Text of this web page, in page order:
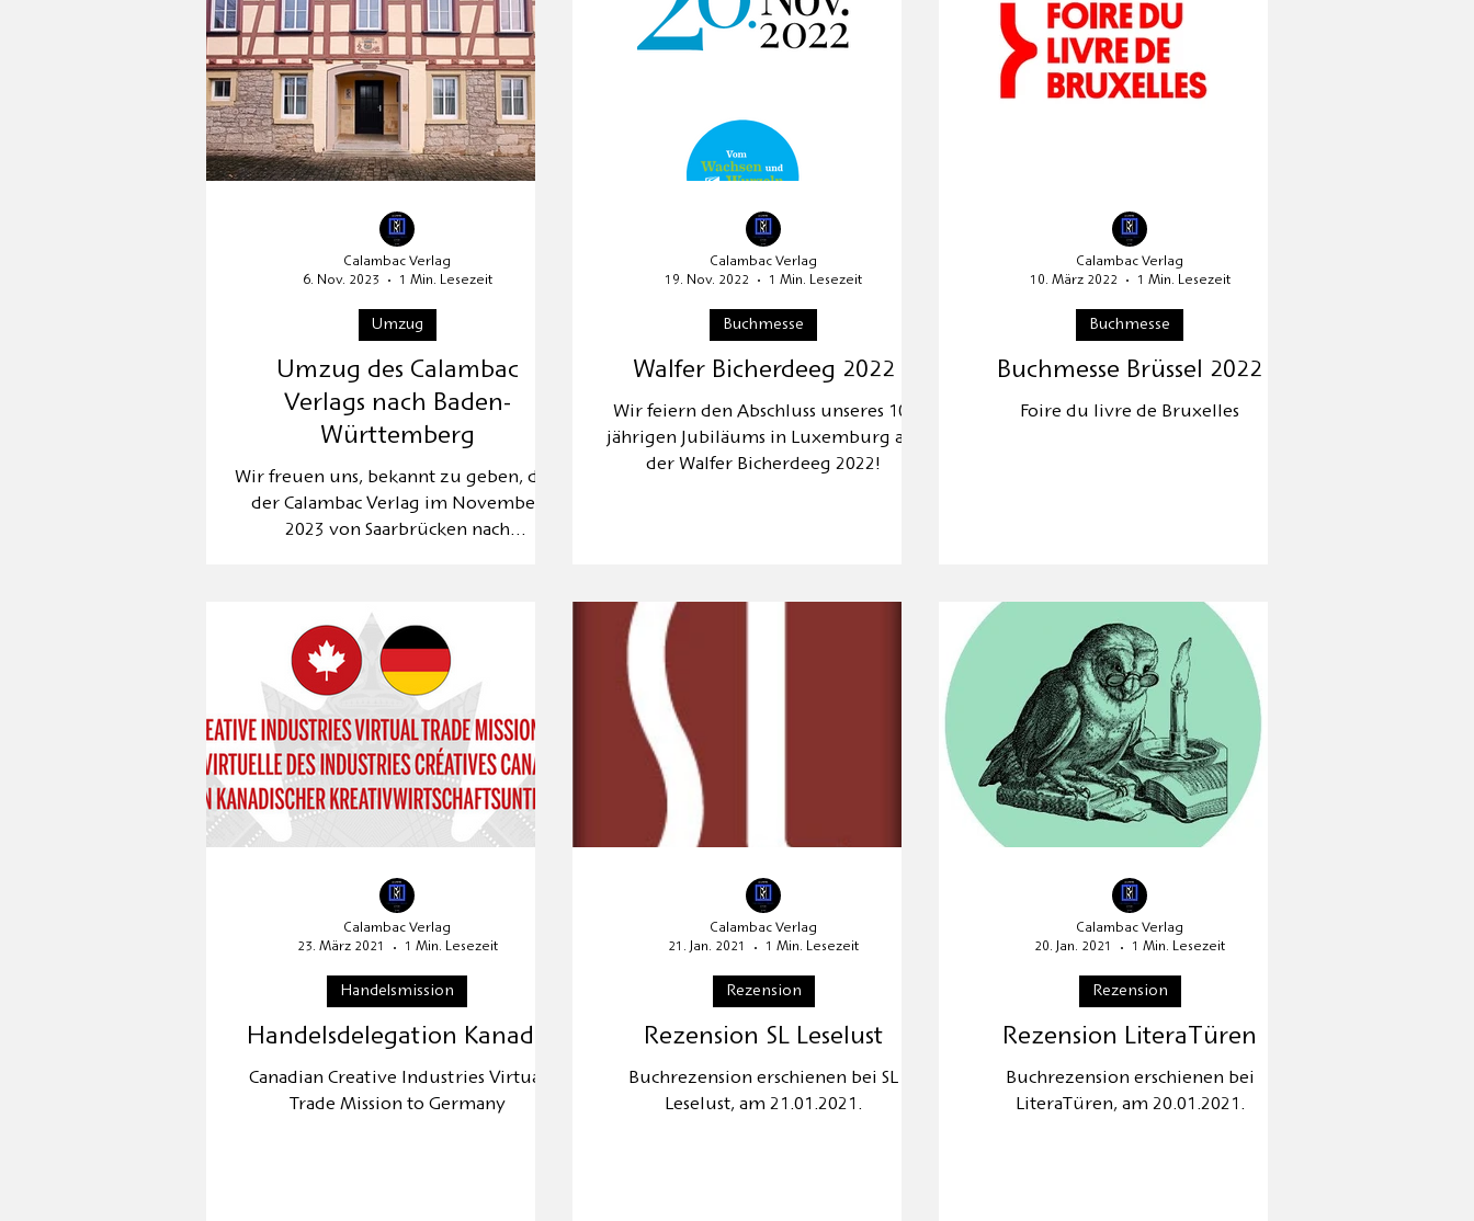
Umzug des Calambac
Verlags nach Baden-
Württemberg
Wir freuen uns, bekannt zu geben, dass
der Calambac Verlag im November
2023 von Saarbrücken nach
Umzug
Calambac Verlag
6. Nov. 2023
1 Min. Lesezeit
Walfer Bicherdeeg 2022
Wir feiern den Abschluss unseres 10-
jährigen Jubiläums in Luxemburg auf
der Walfer Bicherdeeg 2022!
Buchmesse
Calambac Verlag
19. Nov. 2022
1 Min. Lesezeit
Buchmesse Brüssel 2022
Foire du livre de Bruxelles
Buchmesse
Calambac Verlag
10. März 2022
1 Min. Lesezeit
Handelsdelegation Kanada
Canadian Creative Industries Virtual
Trade Mission to Germany
Handelsmission
Calambac Verlag
23. März 2021
1 Min. Lesezeit
Rezension SL Leselust
Buchrezension erschienen bei SL
Leselust, am 21.01.2021.
Rezension
Calambac Verlag
21. Jan. 2021
1 Min. Lesezeit
Rezension LiteraTüren
Buchrezension erschienen bei
LiteraTüren, am 20.01.2021.
Rezension
Calambac Verlag
20. Jan. 2021
1 Min. Lesezeit